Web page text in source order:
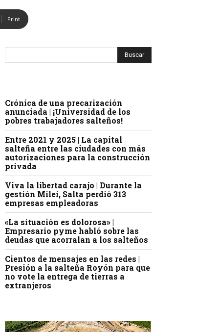
Print
Crónica de una precarización
anunciada | ¡Universidad de los
pobres trabajadores salteños!
Entre 2021 y 2025 | La capital
salteña entre las ciudades con más
autorizaciones para la construcción
privada
Viva la libertad carajo | Durante la
gestión Milei, Salta perdió 313
empresas empleadoras
«La situación es dolorosa» |
Empresario pyme habló sobre las
deudas que acorralan a los salteños
Cientos de mensajes en las redes |
Presión a la salteña Royón para que
no vote la entrega de tierras a
extranjeros